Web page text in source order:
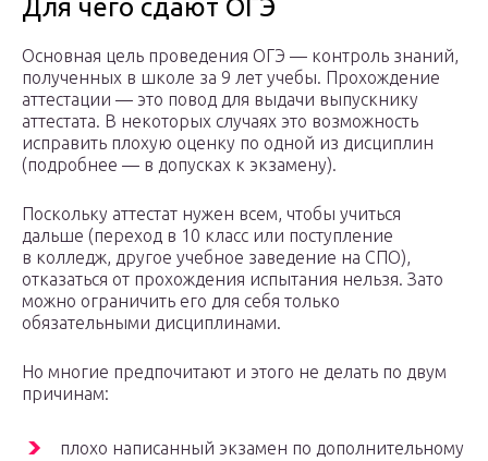
Для чего сдают ОГЭ
Основная цель проведения ОГЭ — контроль знаний,
полученных в школе за 9 лет учебы. Прохождение
аттестации — это повод для выдачи выпускнику
аттестата. В некоторых случаях это возможность
исправить плохую оценку по одной из дисциплин
(подробнее — в допусках к экзамену).
Поскольку аттестат нужен всем, чтобы учиться
дальше (переход в 10 класс или поступление
в колледж, другое учебное заведение на СПО),
отказаться от прохождения испытания нельзя. Зато
можно ограничить его для себя только
обязательными дисциплинами.
Но многие предпочитают и этого не делать по двум
причинам:
плохо написанный экзамен по дополнительному